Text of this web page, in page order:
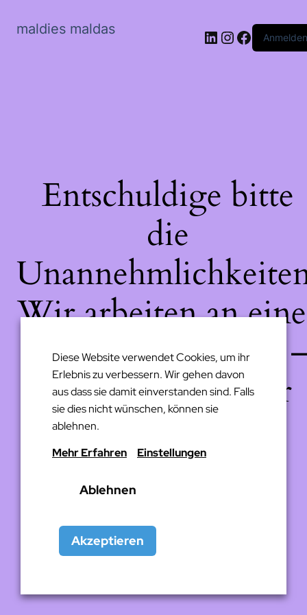
maldies maldas LinkedIn
Instagram
Anmelden
Entschuldige bitte
die
Wir arbeiten an
großartigen Sache
schau bald wieder
Diese Website verwendet Cookies, um ihr
Erlebnis zu verbessern. Wir gehen davon
aus dass sie damit einverstanden sind. Falls
sie dies nicht wünschen, können sie
ablehnen.
Mehr Erfahren
Einstellungen
Ablehnen
Akzeptieren